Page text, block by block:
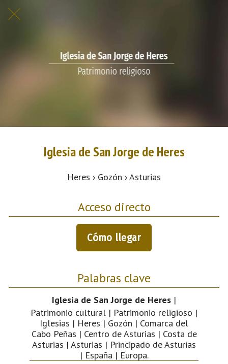
Iglesia de San Jorge de Heres
Heres › Gozón › Asturias
Acceso directo
Cómo llegar
Palabras clave
Iglesia de San Jorge de Heres |
Patrimonio cultural | Patrimonio religioso |
Iglesias | Heres | Gozón | Comarca del
Cabo Peñas | Centro de Asturias | Costa de
Asturias | Asturias | Principado de Asturias
| España | Europa.